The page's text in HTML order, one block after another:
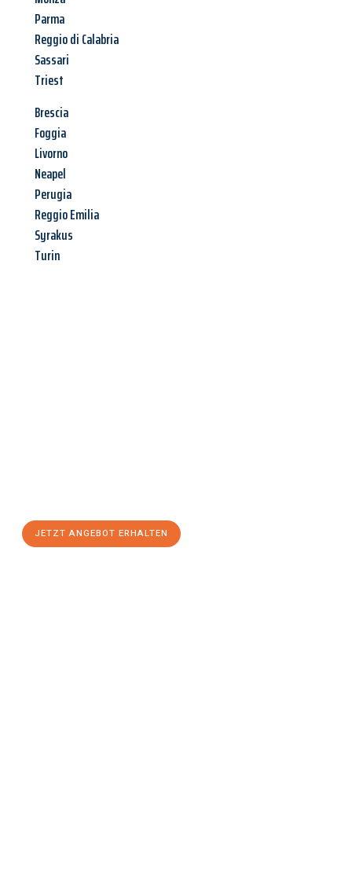
Parma
Reggio di Calabria
Sassari
Triest
Brescia
Foggia
Livorno
Neapel
Perugia
Reggio Emilia
Syrakus
Turin
JETZT ANGEBOT ERHALTEN